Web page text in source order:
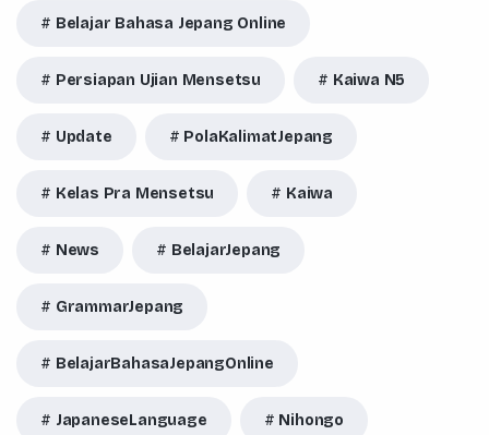
Belajar Bahasa Jepang Online
Persiapan Ujian Mensetsu Kaiwa N5
Update PolaKalimatJepang
Kelas Pra Mensetsu Kaiwa
News BelajarJepang
GrammarJepang
BelajarBahasaJepangOnline
JapaneseLanguage Nihongo